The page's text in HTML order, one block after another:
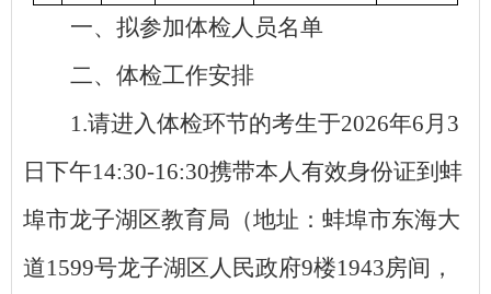
一、拟参加体检人员名单
二、体检工作安排
1.请进入体检环节的考生于2026年6月3
日下午14:30-16:30携带本人有效身份证到蚌
埠市龙子湖区教育局（地址：蚌埠市东海大
道1599号龙子湖区人民政府9楼1943房间，